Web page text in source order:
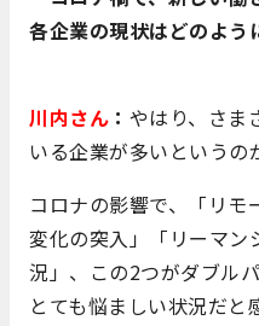
各企業の現状はどのよう
川内さん ： やはり、さま
いる企業が多いというの
コロナの影響で、「リモ
変化の突入」「リーマン
況」、この2つがダブル
とても悩ましい状況だと